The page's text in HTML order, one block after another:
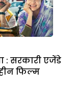
: सरकारी एजेंडे
फिल्म